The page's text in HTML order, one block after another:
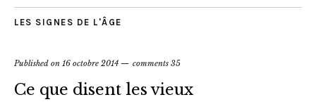
LES SIGNES DE L'ÂGE
Published on 16 octobre 2014 comments 35
Ce que disent les vieux